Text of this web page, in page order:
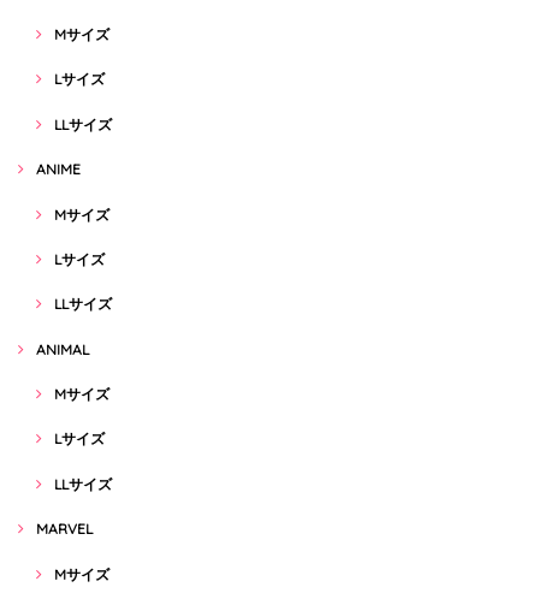
Mサイズ
Lサイズ
LLサイズ
ANIME
Mサイズ
Lサイズ
LLサイズ
ANIMAL
Mサイズ
Lサイズ
LLサイズ
MARVEL
Mサイズ